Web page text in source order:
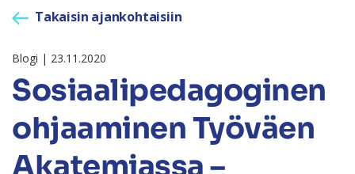
Takaisin ajankohtaisiin
Blogi | 23.11.2020
Sosiaalipedagoginen
ohjaaminen Työväen